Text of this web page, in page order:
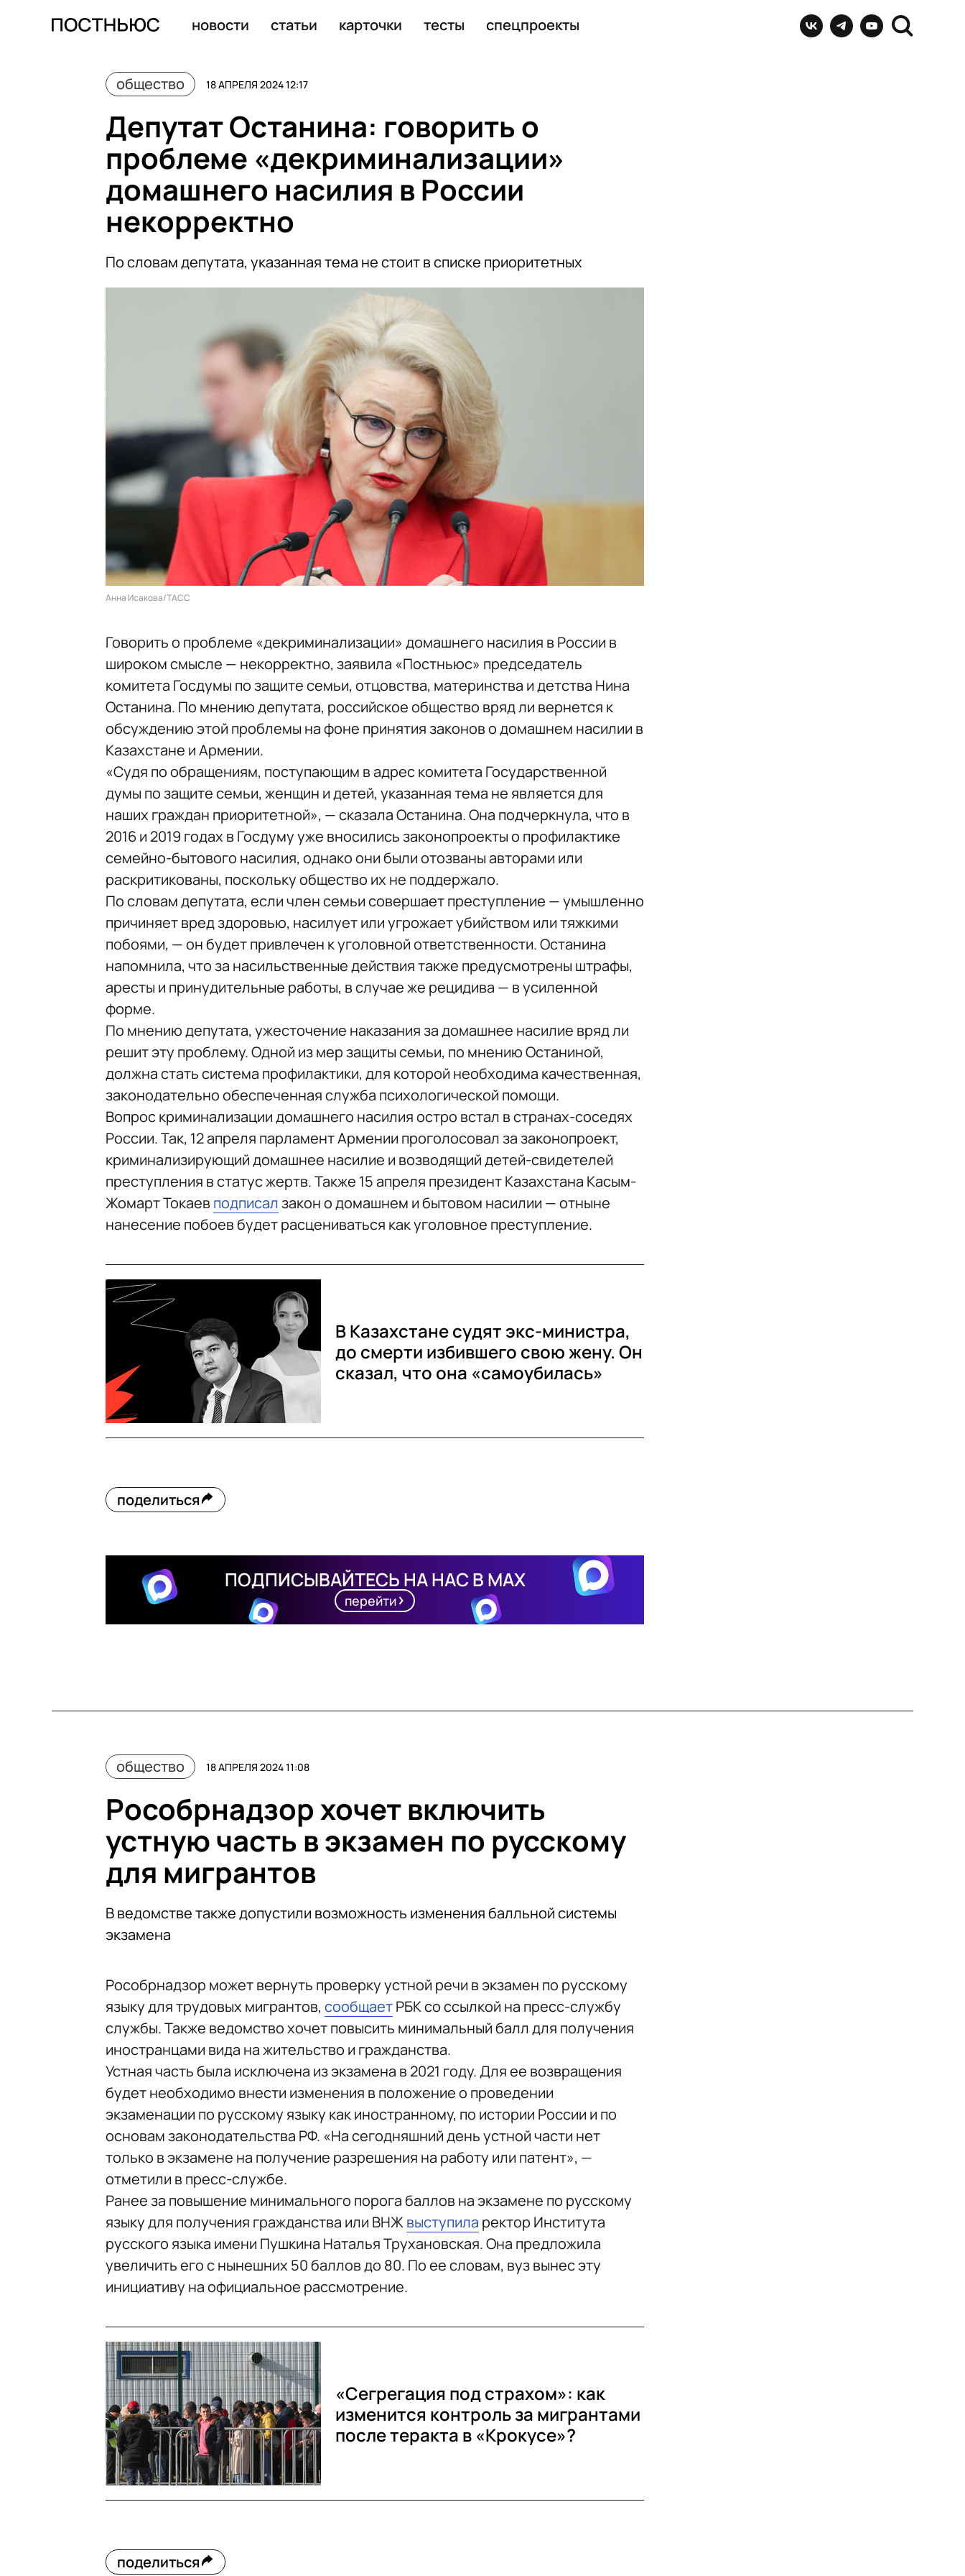
новости статьи карточки тесты спецпроекты
общество 18 АПРЕЛЯ 2024 12:17
Депутат Останина: говорить о
проблеме «декриминализации»
домашнего насилия в России
некорректно
По словам депутата, указанная тема не стоит в списке приоритетных
Анна Исакова/ТАСС
Говорить о проблеме «декриминализации» домашнего насилия в России в
широком смысле — некорректно, заявила «Постньюс» председатель
комитета Госдумы по защите семьи, отцовства, материнства и детства Нина
Останина. По мнению депутата, российское общество вряд ли вернется к
обсуждению этой проблемы на фоне принятия законов о домашнем насилии в
Казахстане и Армении.
«Судя по обращениям, поступающим в адрес комитета Государственной
думы по защите семьи, женщин и детей, указанная тема не является для
наших граждан приоритетной», — сказала Останина. Она подчеркнула, что в
2016 и 2019 годах в Госдуму уже вносились законопроекты о профилактике
семейно-бытового насилия, однако они были отозваны авторами или
раскритикованы, поскольку общество их не поддержало.
По словам депутата, если член семьи совершает преступление — умышленно
причиняет вред здоровью, насилует или угрожает убийством или тяжкими
побоями, — он будет привлечен к уголовной ответственности. Останина
напомнила, что за насильственные действия также предусмотрены штрафы,
аресты и принудительные работы, в случае же рецидива — в усиленной
форме.
По мнению депутата, ужесточение наказания за домашнее насилие вряд ли
решит эту проблему. Одной из мер защиты семьи, по мнению Останиной,
должна стать система профилактики, для которой необходима качественная,
законодательно обеспеченная служба психологической помощи.
Вопрос криминализации домашнего насилия остро встал в странах-соседях
России. Так, 12 апреля парламент Армении проголосовал за законопроект,
криминализирующий домашнее насилие и возводящий детей-свидетелей
преступления в статус жертв. Также 15 апреля президент Казахстана Касым-
Жомарт Токаев подписалзакон о домашнем и бытовом насилии — отныне
нанесение побоев будет расцениваться как уголовное преступление.
В Казахстане судят экс-министра,
до смерти избившего свою жену. Он
сказал, что она «самоубилась»
поделиться
ПОДПИСЫВАЙТЕСЬ НА НАС В MAX
перейти
общество 18 АПРЕЛЯ 2024 11:08
Рособрнадзор хочет включить
устную часть в экзамен по русскому
для мигрантов
В ведомстве также допустили возможность изменения балльной системы
экзамена
Рособрнадзор может вернуть проверку устной речи в экзамен по русскому
языку для трудовых мигрантов, сообщаетРБК со ссылкой на пресс-службу
службы. Также ведомство хочет повысить минимальный балл для получения
иностранцами вида на жительство и гражданства.
Устная часть была исключена из экзамена в 2021 году. Для ее возвращения
будет необходимо внести изменения в положение о проведении
экзаменации по русскому языку как иностранному, по истории России и по
основам законодательства РФ. «На сегодняшний день устной части нет
только в экзамене на получение разрешения на работу или патент», —
отметили в пресс-службе.
Ранее за повышение минимального порога баллов на экзамене по русскому
языку для получения гражданства или ВНЖвыступила ректор Института
русского языка имени Пушкина Наталья Трухановская. Она предложила
увеличить его с нынешних 50 баллов до 80. По ее словам, вуз вынес эту
инициативу на официальное рассмотрение.
«Сегрегация под страхом»: как
изменится контроль за мигрантами
после теракта в «Крокусе»?
поделиться